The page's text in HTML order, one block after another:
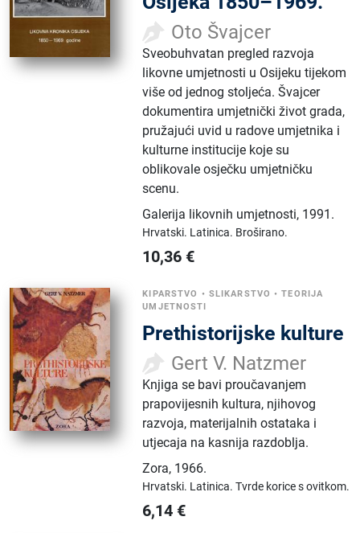
Oto Švajcer
Sveobuhvatan pregled razvoja
likovne umjetnosti u Osijeku tijekom
više od jednog stoljeća. Švajcer
dokumentira umjetnički život grada,
pružajući uvid u radove umjetnika i
kulturne institucije koje su
oblikovale osječku umjetničku
scenu.
Galerija likovnih umjetnosti, 1991.
Hrvatski. Latinica. Broširano.
10,36 €
KIPARSTVO • SLIKARSTVO •TEORIJA
UMJETNOSTI
Prethistorijske kulture
Gert V. Natzmer
Knjiga se bavi proučavanjem
prapovijesnih kultura, njihovog
razvoja, materijalnih ostataka i
utjecaja na kasnija razdoblja.
Zora, 1966.
Hrvatski. Latinica.Tvrde korice s ovitkom.
6,14 €